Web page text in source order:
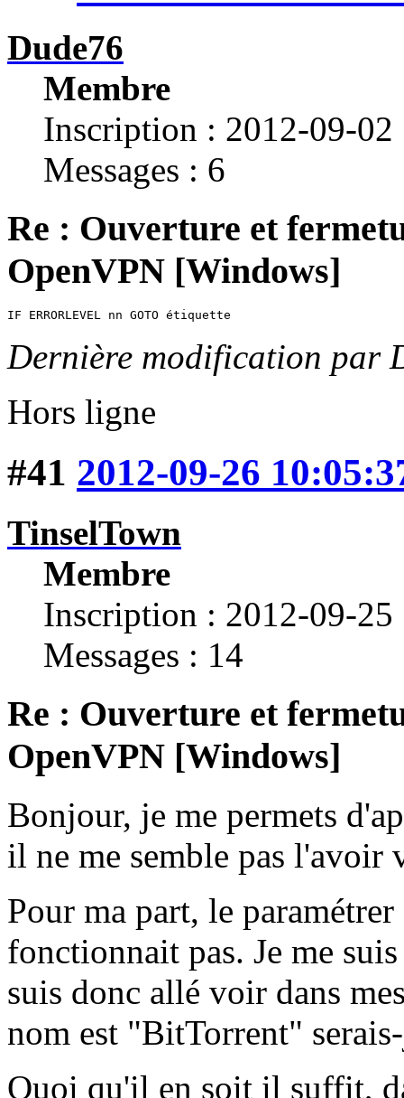
Dude76
Membre
Inscription : 2012-09-02
Messages : 6
Re : Ouverture et
OpenVPN [Windows]
IF ERRORLEVEL nn GOTO étiquette
Dernière modification par
Hors ligne
#41 2012-09-26
TinselTown
Membre
Inscription : 2012-09-25
Messages : 14
Re : Ouverture et
OpenVPN [Windows]
Bonjour, je me permets
il ne me semble pas l'avoir
Pour ma part, le
fonctionnait pas. Je me
suis donc allé voir dans
nom est "BitTorrent"
Quoi qu'il en soit il suffit,